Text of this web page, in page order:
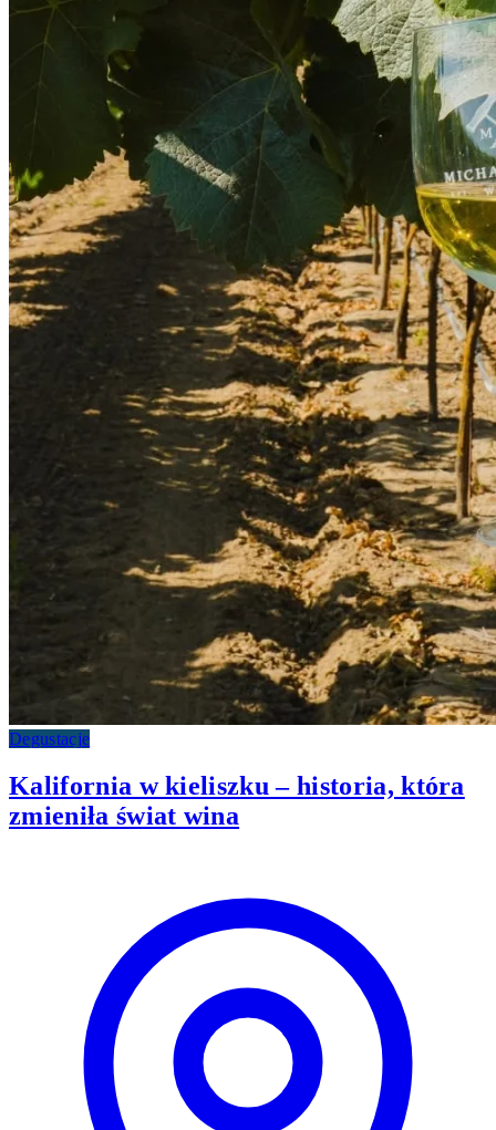
Degustacje
Kalifornia w kieliszku – historia, która
zmieniła świat wina